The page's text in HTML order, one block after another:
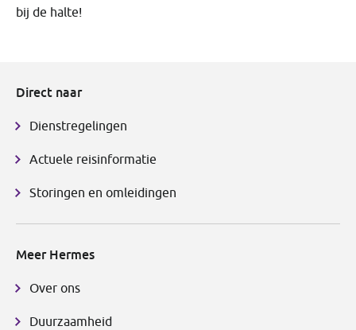
bij de halte!
Direct naar
Dienstregelingen
Actuele reisinformatie
Storingen en omleidingen
Meer Hermes
Over ons
Duurzaamheid